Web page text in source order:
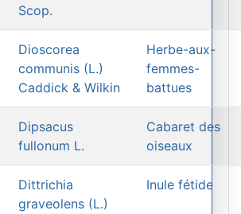
Scop.
Dioscorea
communis (L.)
Caddick & Wilkin
Herbe-aux-
femmes-
battues
Dipsacus
fullonum L.
Cabaret des
oiseaux
Dittrichia
graveolens (L.)
Inule fétide